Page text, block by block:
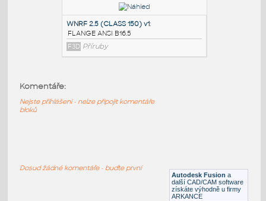
WNRF 5 (CLASS 150) v1
FLANGE ANSI B16.5
F3D Příruby
Příruby
Autodesk Fusion a
další CAD/CAM software
získáte výhodně u firmy
ARKANCE
Komentáře:
Nejste přihlášeni - nelze připojit komentáře
bloků
Dosud žádné komentáře - buďte první